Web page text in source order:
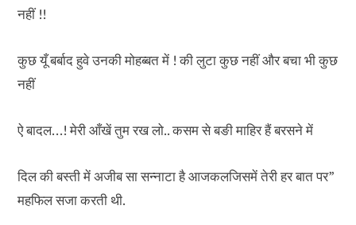
नहीं !!
कुछ यूँ बर्बाद हुवे उनकी मोहब्बत में ! की लुटा कुछ नहीं और बचा भी कुछ
नहीं
ऐ बादल…! मेरी आँखें तुम रख लो.. कसम से बङी माहिर हैं बरसने में
दिल की बस्ती में अजीब सा सन्नाटा है आजकलजिसमें तेरी हर बात पर”
महफिल सजा करती थी.